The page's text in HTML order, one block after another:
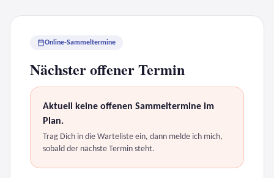
Online-Sammeltermine
Nächster offener Termin
Aktuell keine offenen Sammeltermine im
Plan.
Trag Dich in die Warteliste ein, dann melde ich mich,
sobald der nächste Termin steht.